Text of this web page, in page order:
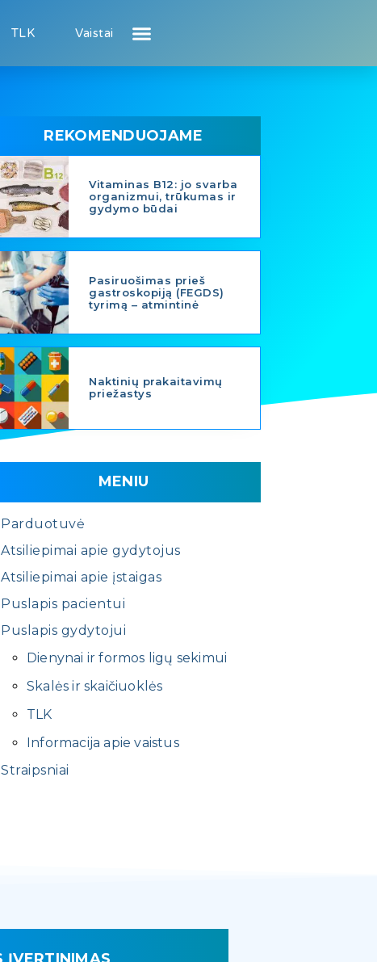
TLK Vaistai
REKOMENDUOJAME
Vitaminas B12: jo svarba
organizmui, trūkumas ir
gydymo būdai
Pasiruošimas prieš
gastroskopiją (FEGDS)
tyrimą – atmintinė
Naktinių prakaitavimų
priežastys
MENIU
Parduotuvė
Atsiliepimai apie gydytojus
Atsiliepimai apie įstaigas
Puslapis pacientui
Puslapis gydytojui
Dienynai ir formos ligų sekimui
Skalės ir skaičiuoklės
TLK
Informacija apie vaistus
Straipsniai